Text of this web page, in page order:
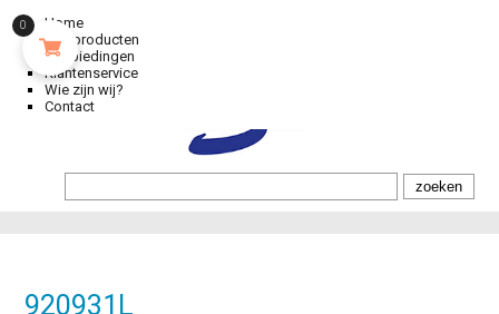
Home
Alle producten
Aanbiedingen
Klantenservice
Wie zijn wij?
Contact
920931L
0